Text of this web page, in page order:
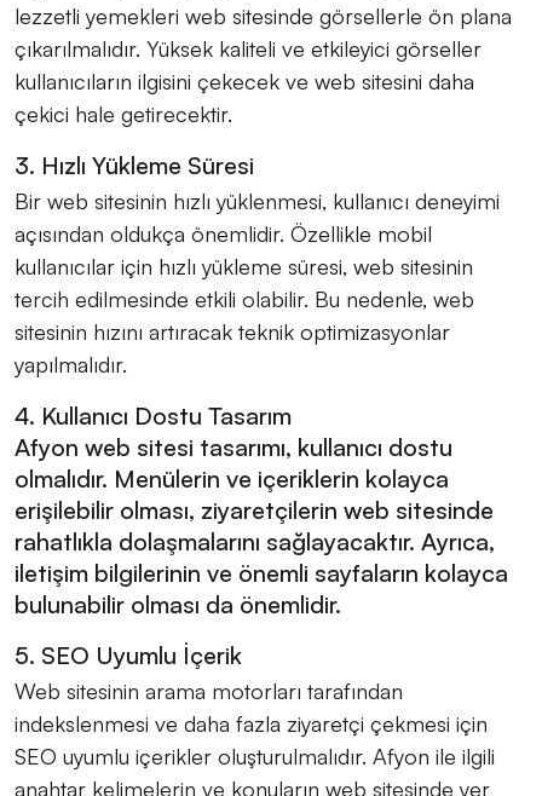
lezzetli yemekleri web sitesinde görsellerle ön plana
çıkarılmalıdır. Yüksek kaliteli ve etkileyici görseller
kullanıcıların ilgisini çekecek ve web sitesini daha
çekici hale getirecektir.
3. Hızlı Yükleme Süresi
Bir web sitesinin hızlı yüklenmesi, kullanıcı deneyimi
açısından oldukça önemlidir. Özellikle mobil
kullanıcılar için hızlı yükleme süresi, web sitesinin
tercih edilmesinde etkili olabilir. Bu nedenle, web
sitesinin hızını artıracak teknik optimizasyonlar
yapılmalıdır.
4. Kullanıcı Dostu Tasarım
Afyon web sitesi tasarımı, kullanıcı dostu
olmalıdır. Menülerin ve içeriklerin kolayca
erişilebilir olması, ziyaretçilerin web sitesinde
rahatlıkla dolaşmalarını sağlayacaktır. Ayrıca,
iletişim bilgilerinin ve önemli sayfaların kolayca
bulunabilir olması da önemlidir.
5. SEO Uyumlu İçerik
Web sitesinin arama motorları tarafından
indekslenmesi ve daha fazla ziyaretçi çekmesi için
SEO uyumlu içerikler oluşturulmalıdır. Afyon ile ilgili
anahtar kelimelerin ve konuların web sitesinde yer